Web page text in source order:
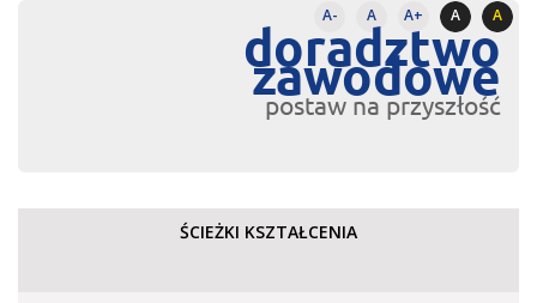
A- A A+ A A
doradztwo
zawodowe
postaw na przyszłość
ŚCIEŻKI KSZTAŁCENIA